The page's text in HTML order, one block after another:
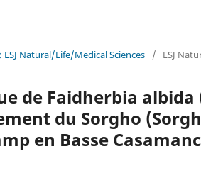
ESJ Natural/Life/Medical Sciences / ESJ
de Faidherbia albida
du Sorgho
en Basse